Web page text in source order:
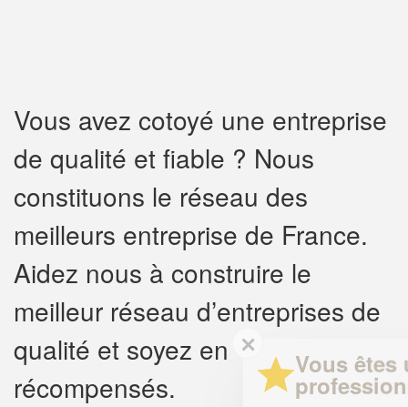
Vous avez cotoyé une entreprise
de qualité et fiable ? Nous
constituons le réseau des
meilleurs entreprise de France.
Aidez nous à construire le
meilleur réseau d’entreprises de
qualité et soyez en
récompensés.
✕
Vous êtes un
professionnel ?